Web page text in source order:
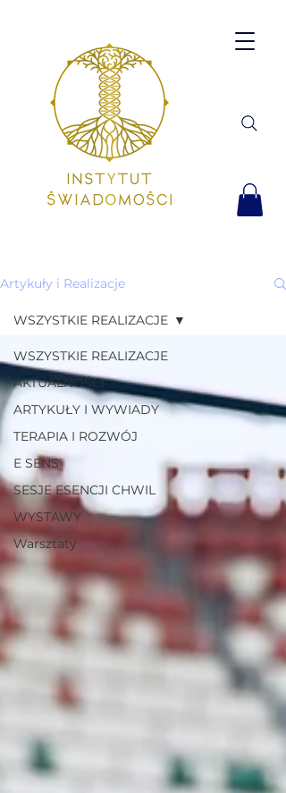
Artykuły i Realizacje
WSZYSTKIE REALIZACJE
AKTUALNOŚCI
ARTYKUŁY I WYWIADY
TERAPIA I ROZWÓJ
E SENS
SESJE ESENCJI CHWIL
WYSTAWY
Warsztaty
WSZYSTKIE REALIZACJE